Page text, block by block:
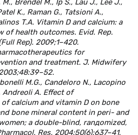
K., Raman G., Tatsioni A.,
T.A. Vitamin D and calcium: a
of health outcomes. Evid. Rep.
Rep). 2009;1–420.
for
and treatment. J. Midwifery
M.G., Candeloro N., Lacopino
Andreoli A. Effect of
calcium and vitamin D on bone
bone mineral content in peri- and
a double-blind, ranдomized,
Res. 2004;50(6):637–41.